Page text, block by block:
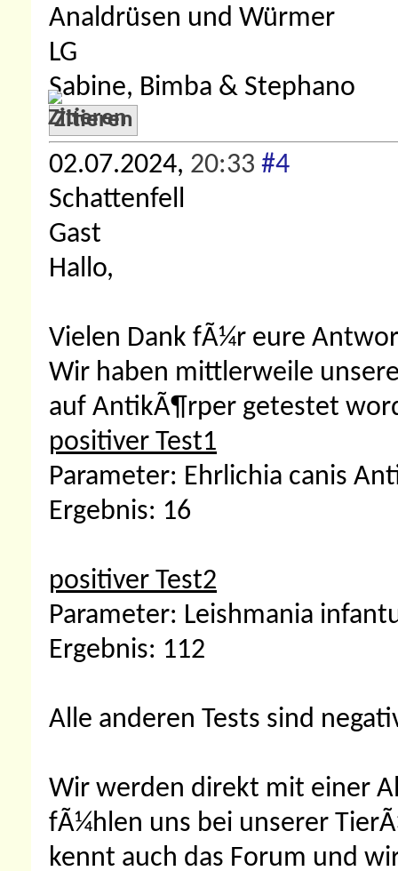
Analdrüsen und Würmer
LG
Sabine, Bimba & Stephano
Zitieren
02.07.2024, 20:33 #4
Schattenfell
Gast
Hallo,
Vielen Dank fÃ¼r eure
Wir haben mittlerweile
auf AntikÃ¶rper getestet
positiver Test1
Parameter: Ehrlichia canis
Ergebnis: 16
positiver Test2
Parameter: Leishmania
Ergebnis: 112
Alle anderen Tests sind
Wir werden direkt mit einer
fÃ¼hlen uns bei unserer
kennt auch das Forum und